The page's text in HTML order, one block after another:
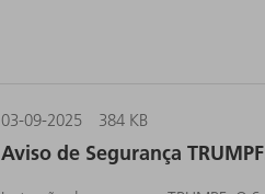
03-09-2025 384 KB
Aviso de Segurança